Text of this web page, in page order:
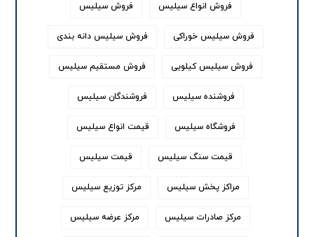
فروش انواع سیلیس فروش سیلیس
فروش سیلیس خوراکی فروش سیلیس دانه بندی
فروش سیلیس کیلویی فروش مستقیم سیلیس
فروشنده سیلیس فروشندگان سیلیس
فروشگاه سیلیس قیمت انواع سیلیس
قیمت سنگ سیلیس قیمت سیلیس
مراکز پخش سیلیس مرکز توزیع سیلیس
مرکز صادرات سیلیس مرکز عرضه سیلیس